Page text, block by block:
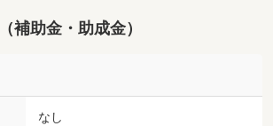
補助金・助成金）
なし